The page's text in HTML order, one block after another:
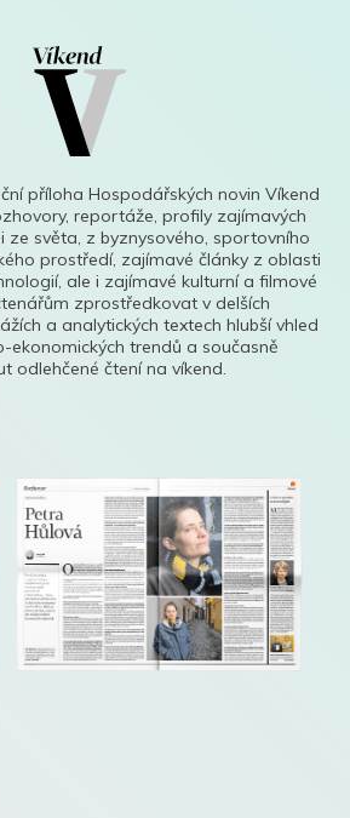
příloha Hospodářských novin Víkend
reportáže, profily zajímavých
ze světa, z byznysového, sportovního
prostředí, zajímavé články z oblasti
ale i zajímavé kulturní a filmové
zprostředkovat v delších
a analytických textech hlubší vhled
ekonomických trendů a současně
odlehčené čtení na víkend.